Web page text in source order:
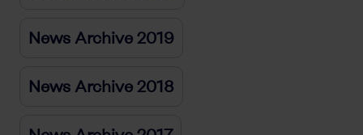
News Archive 2019
News Archive 2018